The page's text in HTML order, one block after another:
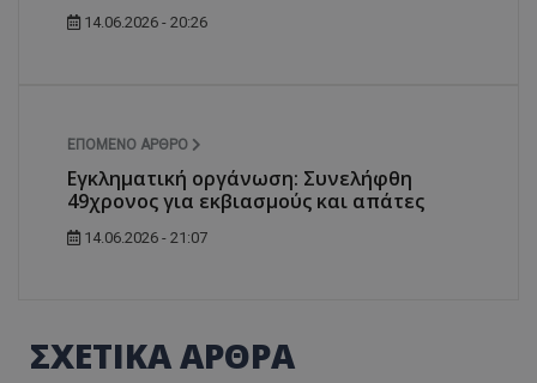
14.06.2026 - 20:26
ΕΠΌΜΕΝΟ ΆΡΘΡΟ
Εγκληματική οργάνωση: Συνελήφθη
49χρονος για εκβιασμούς και απάτες
14.06.2026 - 21:07
ΣΧΕΤΙΚΑ ΑΡΘΡΑ